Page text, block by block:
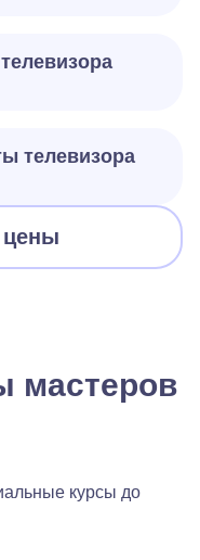
телевизора
цены
мастеров
курсы до